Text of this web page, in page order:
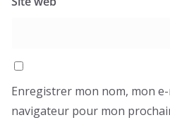
Enregistrer mon nom, mon
navigateur pour mon